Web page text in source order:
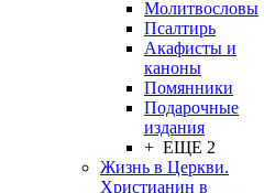
Молитвословы
Псалтирь
Акафисты и
каноны
Помянники
Подарочные
издания
+ ЕЩЕ 2
Жизнь в Церкви.
Христианин в